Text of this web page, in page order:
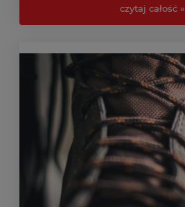
czytaj całość »